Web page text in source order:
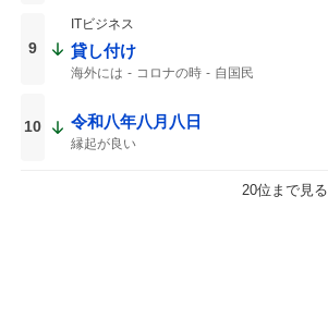
9
ITビジネス
貸し付け
海外には コロナの時 自国民
10 令和八年八月八日
縁起が良い
20位まで見る